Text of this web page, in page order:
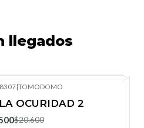
llegados
|TOMODOMO
OCURIDAD 2
$20.600